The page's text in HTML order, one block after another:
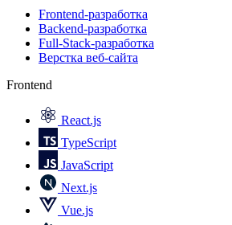
Frontend-разработка
Backend-разработка
Full-Stack-разработка
Верстка веб-сайта
Frontend
React.js
TypeScript
JavaScript
Next.js
Vue.js